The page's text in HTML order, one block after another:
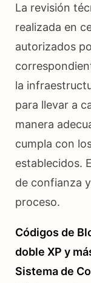
La revisión
realizada en
autorizados
la
para llevar a
manera
cumpla con
establecidos.
de confianza
proceso.
Códigos de
doble XP y
Sistema de